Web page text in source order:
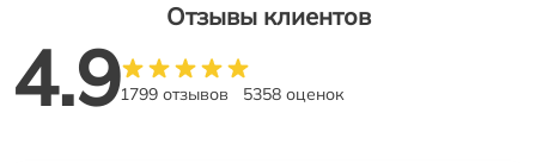
Отзывы клиентов
4.91799 отзывов 5358 оценок